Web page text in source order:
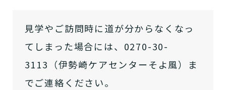
見学やご訪問時に道が分からなくなっ
てしまった場合には、0270-30-
3113（伊勢崎ケアセンターそよ風）ま
でご連絡ください。
介護保険サービスは20種類以上あり、それぞれ
用途やご利用目的が違います。
「どのサービスを使ったらいいのかわからな
い!」という方は、まずはどんなサービスがあ
いですか？
介護などサポートが必要ですか？
りますか？
要介護３～５ですか？